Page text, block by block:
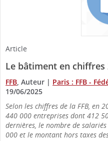
Article
Le bâtiment en chiffres
FFB , Auteur | Paris : FFB -
19/06/2025
Selon les chiffres de la FFB, en
440 000 entreprises dont 412
dernières, le nombre de
000 et le montant hors taxes